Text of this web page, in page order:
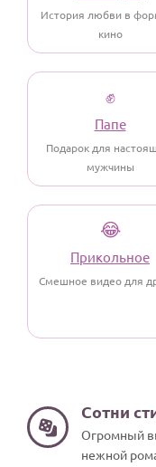
История любви в
кино
✊
Папе
Подарок для
мужчины
😂
Прикольное
Смешное видео для
Сотни
Огромный
нежной